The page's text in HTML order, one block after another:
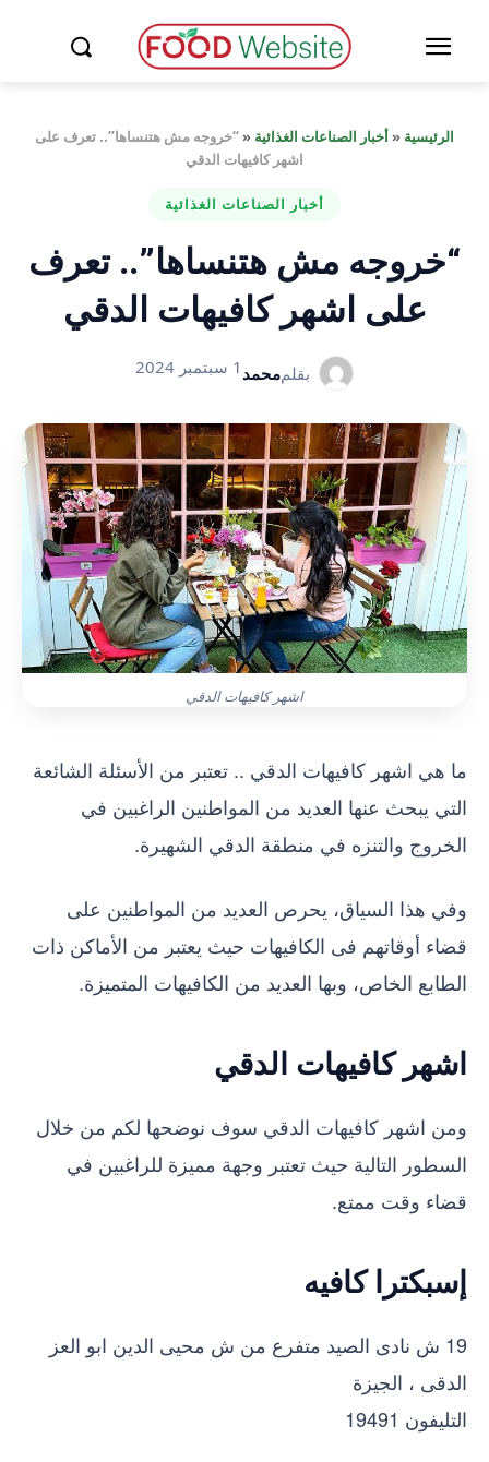
الرئيسية «أخبار الصناعات الغذائية «“خروجه مش هتنساها”.. تعرف على
اشهر كافيهات الدقي
أخبار الصناعات الغذائية
“خروجه مش هتنساها”.. تعرف
على اشهر كافيهات الدقي
بقلممحمد 1 سبتمبر 2024
اشهر كافيهات الدقي
ما هي اشهر كافيهات الدقي .. تعتبر من الأسئلة الشائعة
التي يبحث عنها العديد من المواطنين الراغبين في
الخروج والتنزه في منطقة الدقي الشهيرة.
وفي هذا السياق، يحرص العديد من المواطنين على
قضاء أوقاتهم فى الكافيهات حيث يعتبر من الأماكن ذات
الطابع الخاص، وبها العديد من الكافيهات المتميزة.
اشهر كافيهات الدقي
ومن اشهر كافيهات الدقي سوف نوضحها لكم من خلال
السطور التالية حيث تعتبر وجهة مميزة للراغبين في
قضاء وقت ممتع.
إسبكترا كافيه
19 ش نادى الصيد متفرع من ش محيى الدين ابو العز
الدقى ، الجيزة
التليفون 19491